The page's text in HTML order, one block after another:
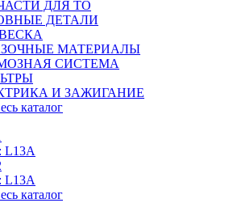
ДЛЯ ТО
ДЕТАЛИ
МАТЕРИАЛЫ
СИСТЕМА
И ЗАЖИГАНИЕ
каталог
L13A
L13A
каталог